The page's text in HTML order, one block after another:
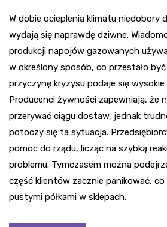
W dobie ocieplenia klimatu niedobory
wydają się naprawdę dziwne.
produkcji napojów gazowanych
w określony sposób, co przestało być
przyczynę kryzysu podaje się
Producenci żywności zapewniają, że
przerywać ciągu dostaw, jednak
potoczy się ta sytuacja.
pomoc do rządu, licząc na szybką
problemu. Tymczasem można
część klientów zacznie panikować,
pustymi półkami w sklepach.